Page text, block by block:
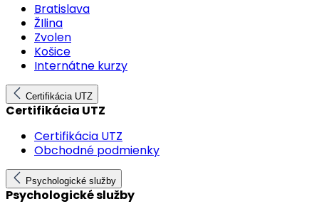
Bratislava
ŽIlina
Zvolen
Košice
Internátne kurzy
Certifikácia UTZ
Certifikácia UTZ
Certifikácia UTZ
Obchodné podmienky
Psychologické služby
Psychologické služby